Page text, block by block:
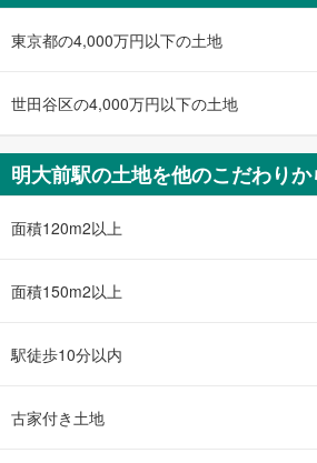
・改札内（井の頭線３番線ホーム行き階段付近）
・３番線ホーム行き階段付近
・点字案内（券売機・運賃表・階段手すり）
・ＡＥＤ
け
・
件
を
イ
ー
保
す
る
東京都の4,000万円以下の土地
世田谷区の4,000万円以下の土地
明大前駅の土地を他のこだわり
面積120m2以上
面積150m2以上
駅徒歩10分以内
古家付き土地